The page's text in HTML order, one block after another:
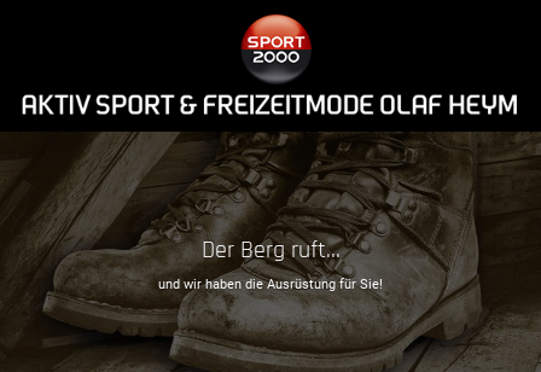
Der Berg ruft...
und wir haben die Ausrüstung für Sie!